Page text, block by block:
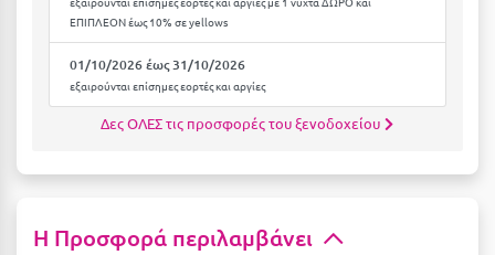
Λακωνία
Λεπτοκαρυά
Λευκάδα
ΕΠΙΠΛΕΟΝ έως 10% σε yellows
01/10/2026 έως 31/10/2026
εξαιρούνται επίσημες εορτές και αργίες
Δες ΟΛΕΣ τις προσφορές του ξενοδοχείου
Η Προσφορά περιλαμβάνει